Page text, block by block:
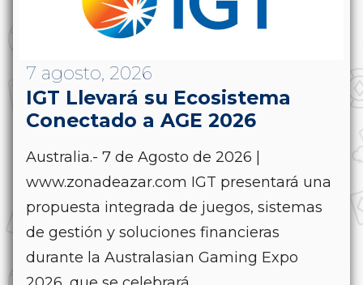
7 agosto, 2026
IGT Llevará su Ecosistema
Conectado a AGE 2026
Australia.- 7 de Agosto de 2026 |
www.zonadeazar.com IGT presentará una
propuesta integrada de juegos, sistemas
de gestión y soluciones financieras
durante la Australasian Gaming Expo